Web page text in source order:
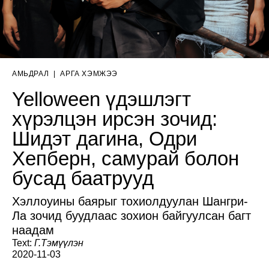
АМЬДРАЛ | АРГА ХЭМЖЭЭ
Yelloween үдэшлэгт
хүрэлцэн ирсэн зочид:
Шидэт дагина, Одри
Хепберн, самурай болон
бусад баатрууд
Хэллоуины баярыг тохиолдуулан Шангри-
Ла зочид буудлаас зохион байгуулсан багт
наадам
Text: Г.Тэмүүлэн
2020-11-03